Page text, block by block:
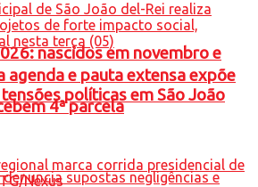
nascidos em novembro e
4ª parcela
agenda e pauta extensa expõe
políticas em São João